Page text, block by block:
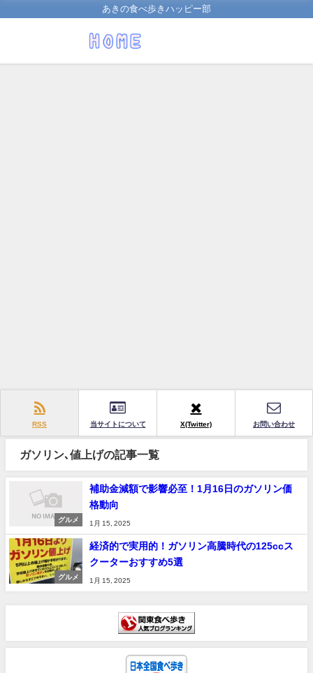
あきの食べ歩きハッピー部
RSS 当サイトについて X(Twitter) お問い合わせ
ガソリン､値上げの記事一覧
グルメ
補助金減額で影響必至！1月16日のガソリン価
格動向
1月 15, 2025
グルメ
経済的で実用的！ガソリン高騰時代の125ccス
クーターおすすめ5選
1月 15, 2025